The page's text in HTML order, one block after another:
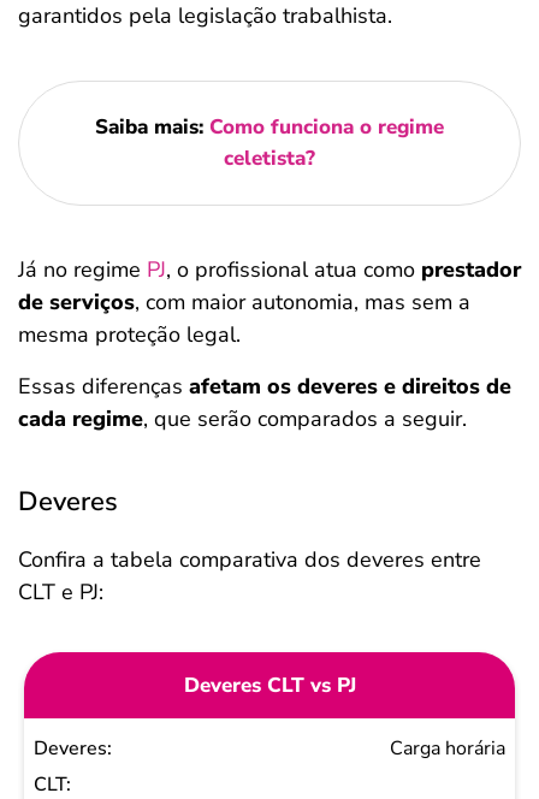
garantidos pela legislação trabalhista.
Saiba mais: Como funciona o regime
celetista?
Já no regime PJ, o profissional atua como prestador
de serviços, com maior autonomia, mas sem a
mesma proteção legal.
Essas diferenças afetam os deveres e direitos de
cada regime, que serão comparados a seguir.
Deveres
Confira a tabela comparativa dos deveres entre
CLT e PJ:
Deveres CLT vs PJ
Deveres
CLT
Carga horária